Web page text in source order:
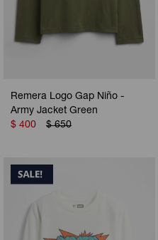
Remera Logo Gap Niño -
Army Jacket Green
$ 400 $ 650